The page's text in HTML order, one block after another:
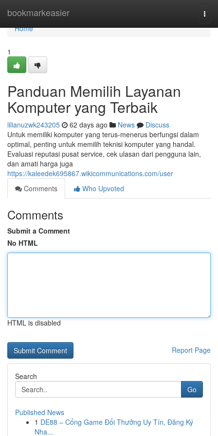
bookmarkeasier
Home
Home
1
Panduan Memilih Layanan
Komputer yang Terbaik
lilianuzwk243205 62 days ago News
Discuss
Untuk memiliki komputer yang terus-menerus berfungsi dalam
optimal, penting untuk memilih teknisi komputer yang handal.
Evaluasi reputasi pusat service, cek ulasan dari pengguna lain,
dan amati harga juga
https://kaleedek695867.wikicommunications.com/user
Comments
Who Upvoted
Comments
Submit a Comment
No HTML
HTML is disabled
Report Page
Search
Go
Published News
1 DE88 – Cổng Game Đổi Thưởng Uy Tín, Đăng Ký
Nha...